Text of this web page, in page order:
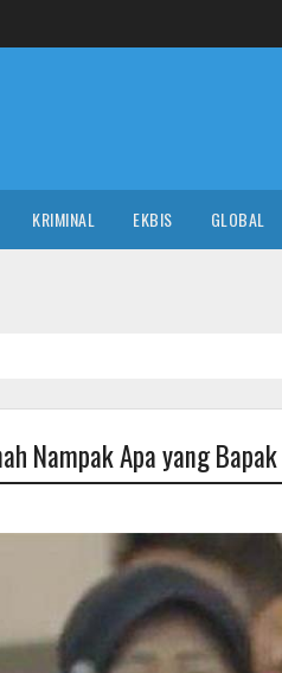
KRIMINAL EKBIS GLOBAL
Nampak Apa yang